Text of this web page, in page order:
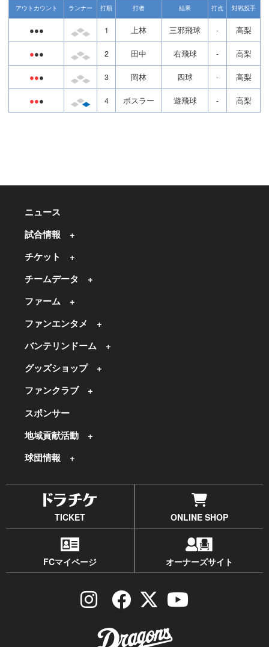
アウトカウント ランナー 打順 打者 結果 打点 対戦投手
●●● 1 上林 三邪飛球 - 高梨
●●● 2 田中 右飛球 - 高梨
●●● 3 岡林 四球 - 高梨
●●● 4 ボスラー 遊飛球 - 高梨
ニュース
試合情報
チケット
チームデータ
ファーム
ファンエンタメ
バンテリンドーム
グッズショップ
ファンクラブ
スポンサー
地域貢献活動
球団情報
TICKET ONLINE SHOP
FCマイページ オーナーズサイト